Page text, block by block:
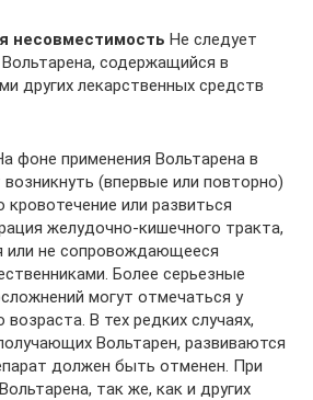
несовместимость Не следует
содержащийся в
других лекарственных средств
фоне применения Вольтарена в
(впервые или повторно)
или развиться
желудочно-кишечного тракта,
не сопровождающееся
Более серьезные
могут отмечаться у
В тех редких случаях,
Вольтарен, развиваются
должен быть отменен. При
так же, как и других